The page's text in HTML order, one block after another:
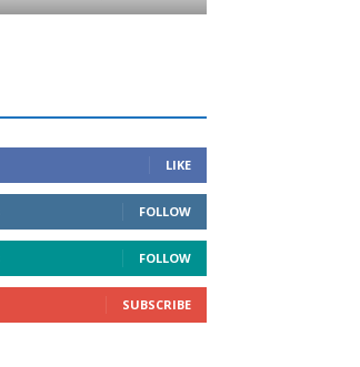
LIKE
FOLLOW
FOLLOW
SUBSCRIBE